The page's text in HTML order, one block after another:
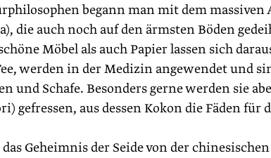
begann man mit dem massiven
die auch noch auf den ärmsten Böden
Möbel als auch Papier lassen sich
werden in der Medizin angewendet und
Schafe. Besonders gerne werden sie
gefressen, aus dessen Kokon die Fäden für
Geheimnis der Seide von der